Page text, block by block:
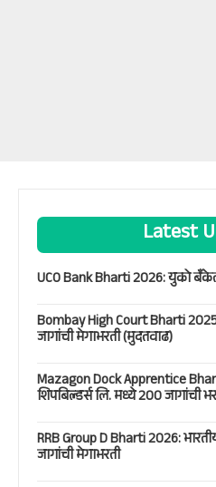
Latest
UCO Bank Bharti 2026: युको बँकेत
Bombay High Court Bharti
जागांची मेगाभरती (मुदतवाढ)
Mazagon Dock Apprentice
शिपबिल्डर्स लि. मध्ये 200 जागांची
RRB Group D Bharti 2026:
जागांची मेगाभरती